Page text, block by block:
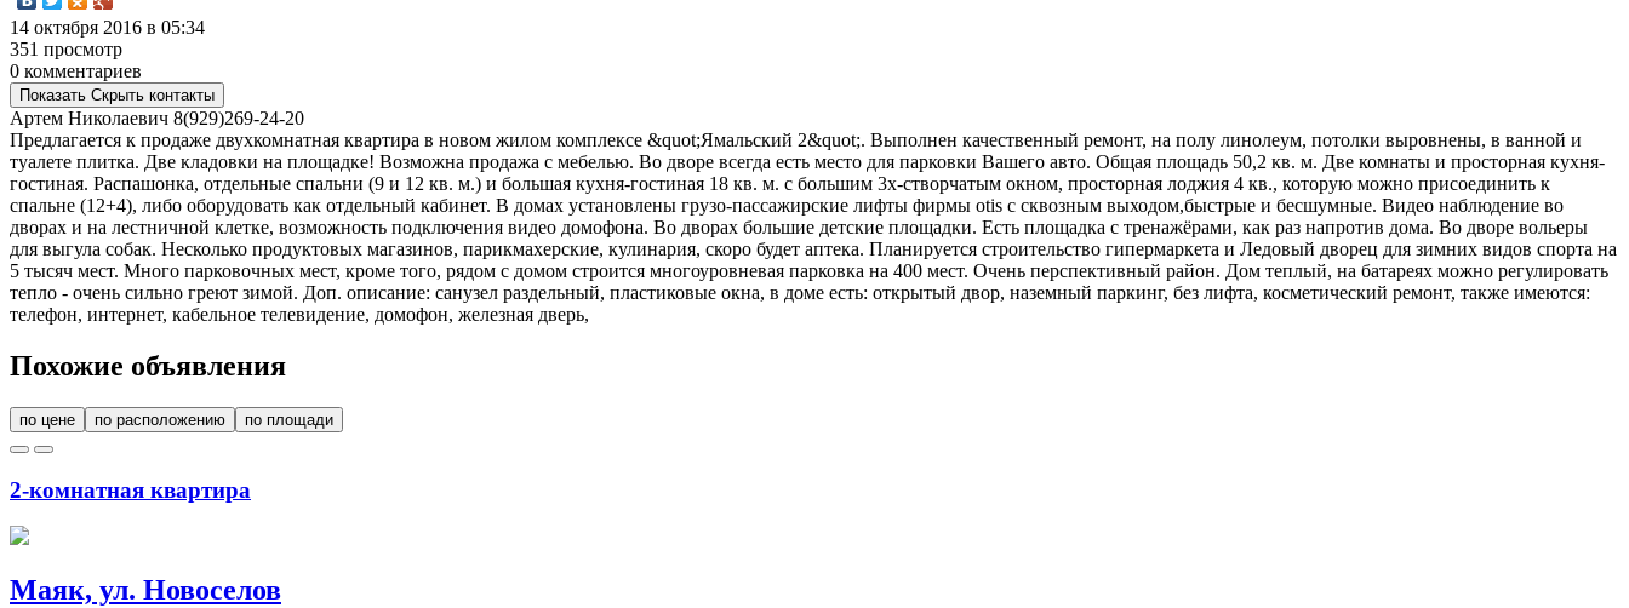
14 октября 2016 в 05:34
351 просмотр
0 комментариев
Показать Скрыть контакты
Артем Николаевич 8(929)269-24-20
Предлагается к продаже двухкомнатная квартира в новом жилом комплексе &quot;Ямальский 2&quot;. Выполнен качественный ремонт, на полу линолеум, потолки выровнены, в ванной и
туалете плитка. Две кладовки на площадке! Возможна продажа с мебелью. Во дворе всегда есть место для парковки Вашего авто. Общая площадь 50,2 кв. м. Две комнаты и просторная кухня-
гостиная. Распашонка, отдельные спальни (9 и 12 кв. м.) и большая кухня-гостиная 18 кв. м. с большим 3х-створчатым окном, просторная лоджия 4 кв., которую можно присоединить к
спальне (12+4), либо оборудовать как отдельный кабинет. В домах установлены грузо-пассажирские лифты фирмы otis c сквозным выходом,быстрые и бесшумные. Видео наблюдение во
дворах и на лестничной клетке, возможность подключения видео домофона. Во дворах большие детские площадки. Есть площадка с тренажёрами, как раз напротив дома. Во дворе вольеры
для выгула собак. Несколько продуктовых магазинов, парикмахерские, кулинария, скоро будет аптека. Планируется строительство гипермаркета и Ледовый дворец для зимних видов спорта на
5 тысяч мест. Много парковочных мест, кроме того, рядом с домом строится многоуровневая парковка на 400 мест. Очень перспективный район. Дом теплый, на батареях можно регулировать
тепло - очень сильно греют зимой. Доп. описание: санузел раздельный, пластиковые окна, в доме есть: открытый двор, наземный паркинг, без лифта, косметический ремонт, также имеются:
телефон, интернет, кабельное телевидение, домофон, железная дверь,
Похожие объявления
по цене по расположению по площади
2-комнатная квартира
Маяк, ул. Новоселов